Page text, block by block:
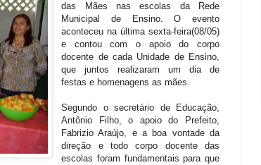
das Mães nas escolas da Rede
Municipal de Ensino. O evento
aconteceu na última sexta-feira(08/05)
e contou com o apoio do corpo
docente de cada Unidade de Ensino,
que juntos realizaram um dia de
festas e homenagens as mães.
Segundo o secretário de Educação,
Antônio Filho, o apoio do Prefeito,
Fabrizio Araújo, ea boa vontade da
direção e todo corpo docente das
escolas foram fundamentais para que